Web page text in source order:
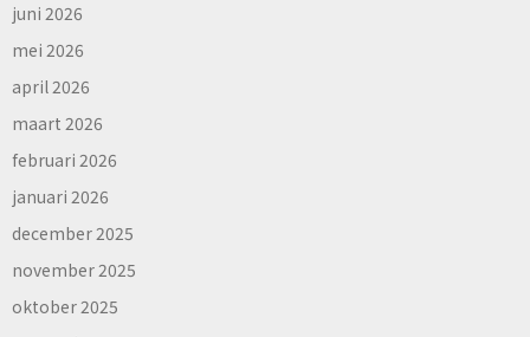
juni 2026
mei 2026
april 2026
maart 2026
februari 2026
januari 2026
december 2025
november 2025
oktober 2025